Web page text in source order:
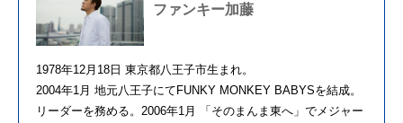
ファンキー加藤
1978年12月18日 東京都八王子市生まれ。
2004年1月 地元八王子にてFUNKY MONKEY BABYSを結成。
リーダーを務める。2006年1月 「そのまんま東へ」でメジャー